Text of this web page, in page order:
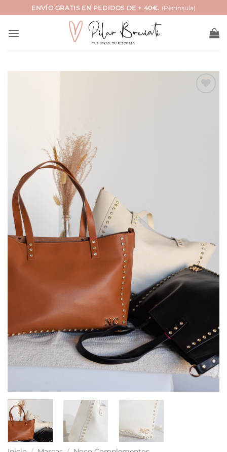
al
contenido
ENVÍO GRATIS EN PEDIDOS DE + 40€. (Península)